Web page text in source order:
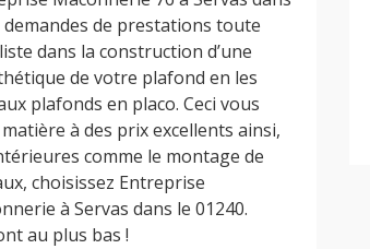
de prestations toute
dans la construction d’une
de votre plafond en les
plafonds en placo. Ceci vous
à des prix excellents ainsi,
comme le montage de
choisissez Entreprise
à Servas dans le 01240.
au plus bas !